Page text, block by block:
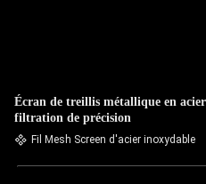
Écran de treillis métallique en
filtration de précision
Fil Mesh Screen d'acier inoxydable